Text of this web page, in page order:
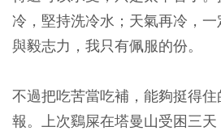
冷，堅持洗冷水；天氣再冷，
與毅志力，我只有佩服的份。
不過把吃苦當吃補，能夠挺得
報。上次鷄屎在塔曼山受困三